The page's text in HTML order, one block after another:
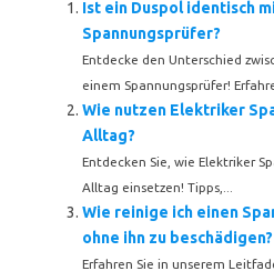
Ist ein Duspol identisch
Spannungsprüfer?
Entdecke den Unterschied
einem Spannungsprüfer!
Wie nutzen Elektriker
Alltag?
Entdecken Sie, wie Elektriker
Alltag einsetzen! Tipps,...
Wie reinige ich einen
ohne ihn zu beschädigen?
Erfahren Sie in unserem